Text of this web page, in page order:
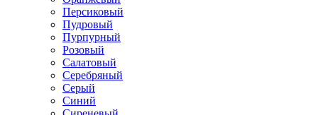
Персиковый
Пудровый
Пурпурный
Розовый
Салатовый
Серебряный
Серый
Синий